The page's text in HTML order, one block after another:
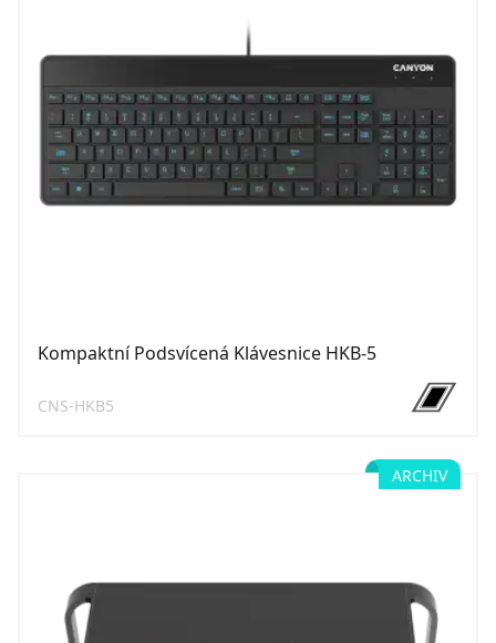
Kompaktní Podsvícená Klávesnice HKB-5
CNS-HKB5
ARCHIV